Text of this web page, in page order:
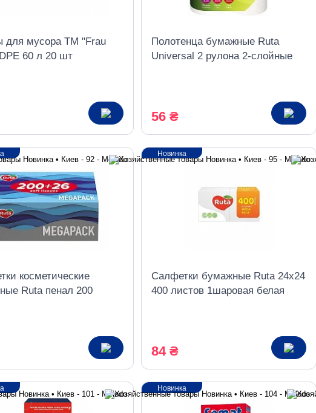
для мусора ТМ "Frau
60 л 20 шт
Полотенца бумажные Ruta
Universal 2 рулона 2-слойные
56 ₴
косметические
Ruta пенал 200
Салфетки бумажные Ruta 24х24
400 листов 1шаровая белая
84 ₴
Новинка
Новинка